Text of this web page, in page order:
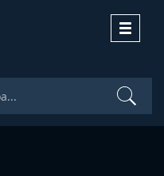
Toggle